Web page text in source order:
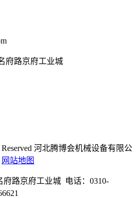
府路京府工业城
河北腾博会机械设备有限公
网站地图
府路京府工业城 电话：0310-